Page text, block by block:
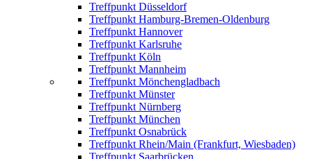
Treffpunkt Düsseldorf
Treffpunkt Hamburg-Bremen-Oldenburg
Treffpunkt Hannover
Treffpunkt Karlsruhe
Treffpunkt Köln
Treffpunkt Mannheim
Treffpunkt Mönchengladbach
Treffpunkt Münster
Treffpunkt Nürnberg
Treffpunkt München
Treffpunkt Osnabrück
Treffpunkt Rhein/Main (Frankfurt, Wiesbaden)
Treffpunkt Saarbrücken